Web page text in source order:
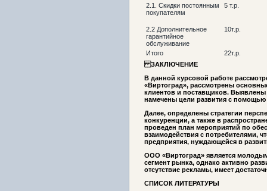
2.1. Скидки постоянным
покупателям
5 т.р.
2.2 Дополнительное
гарантийное
обслуживание
10т.р.
Итого
22т.р.
ЗАКЛЮЧЕНИЕ
В данной курсовой работе
«Виртоград», рассмотрены
клиентов и поставщиков.
намечены цели развития с помощью
Далее, определены стратегии
конкуренции, а также в
проведен план мероприятий по
взаимодействия с потребителями,
предприятия, нуждающейся в
ООО «Виртоград» является
сегмент рынка, однако активно
отсутствие рекламы, имеет
СПИСОК ЛИТЕРАТУРЫ